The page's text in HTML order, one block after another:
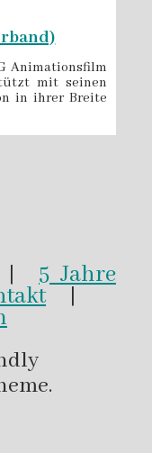
Animationsfilm
mit seinen
in ihrer Breite
| 5 Jahre
|